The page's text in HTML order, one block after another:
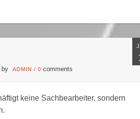
by ADMIN / 0 comments
keine Sachbearbeiter, sondern